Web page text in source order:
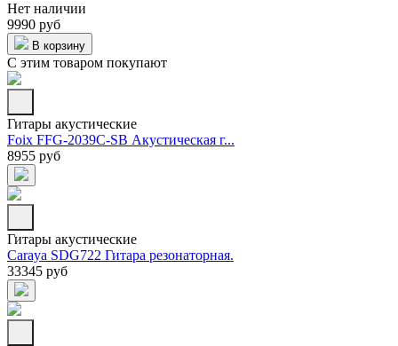
Нет наличии
9990 руб
В корзину
С этим товаром покупают
Гитары акустические
Foix FFG-2039C-SB Акустическая г...
8955 руб
Гитары акустические
Caraya SDG722 Гитара резонаторная.
33345 руб